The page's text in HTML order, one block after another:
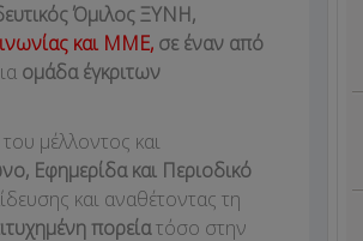
Όμιλος ΞΥΝΗ,
και ΜΜΕ, σε έναν από
ομάδα έγκριτων
μέλλοντος και
Εφημερίδα και Περιοδικό
και αναθέτοντας τη
πορείατόσο στην